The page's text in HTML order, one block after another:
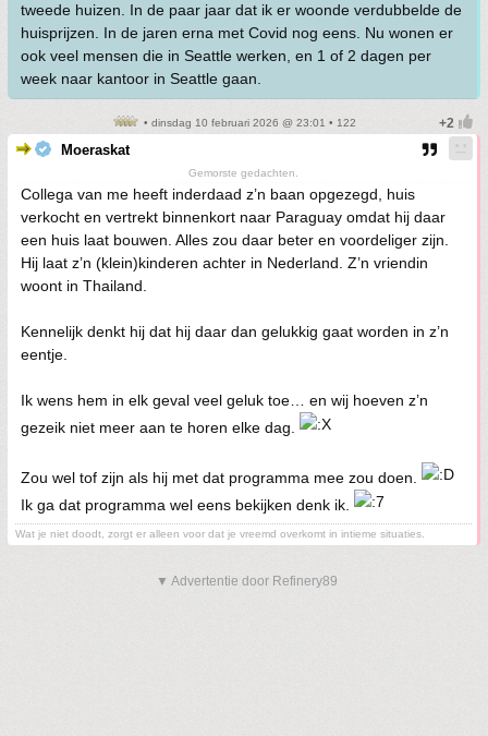
tweede huizen. In de paar jaar dat ik er woonde verdubbelde de
huisprijzen. In de jaren erna met Covid nog eens. Nu wonen er
ook veel mensen die in Seattle werken, en 1 of 2 dagen per
week naar kantoor in Seattle gaan.
• dinsdag 10 februari 2026 @ 23:01 • 122
Moeraskat
Gemorste gedachten.
Collega van me heeft inderdaad z’n baan opgezegd, huis
verkocht en vertrekt binnenkort naar Paraguay omdat hij daar
een huis laat bouwen. Alles zou daar beter en voordeliger zijn.
Hij laat z’n (klein)kinderen achter in Nederland. Z’n vriendin
woont in Thailand.
Kennelijk denkt hij dat hij daar dan gelukkig gaat worden in z’n
eentje.
Ik wens hem in elk geval veel geluk toe… en wij hoeven z’n
gezeik niet meer aan te horen elke dag.
Zou wel tof zijn als hij met dat programma mee zou doen.
Ik ga dat programma wel eens bekijken denk ik.
Wat je niet doodt, zorgt er alleen voor dat je vreemd overkomt in intieme situaties.
▼ Advertentie door Refinery89